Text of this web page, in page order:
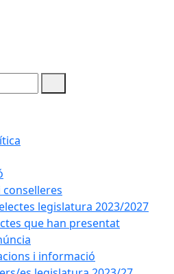
conselleres
legislatura 2023/2027
que han presentat
i informació